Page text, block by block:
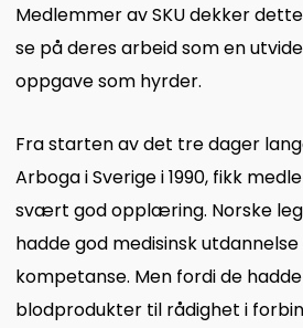
Medlemmer av SKU dekker
se på deres arbeid som en
oppgave som hyrder.
Fra starten av det tre dager
Arboga i Sverige i 1990, fikk
svært god opplæring. Norske
hadde god medisinsk
kompetanse. Men fordi de
blodprodukter til rådighet i